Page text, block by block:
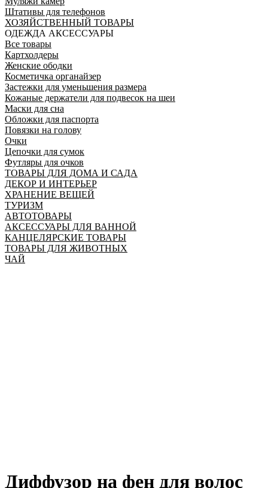
Штативы для телефонов
ХОЗЯЙСТВЕННЫЙ ТОВАРЫ
ОДЕЖДА АКСЕССУАРЫ
Все товары
Картхолдеры
Женские ободки
Косметичка органайзер
Застежки для уменьшения размера
Кожаные держатели для подвесок на шеи
Маски для сна
Обложки для паспорта
Повязки на голову
Очки
Цепочки для сумок
Футляры для очков
ТОВАРЫ ДЛЯ ДОМА И САДА
ДЕКОР И ИНТЕРЬЕР
ХРАНЕНИЕ ВЕЩЕЙ
ТУРИЗМ
АВТОТОВАРЫ
АКСЕССУАРЫ ДЛЯ ВАННОЙ
КАНЦЕЛЯРСКИЕ ТОВАРЫ
ТОВАРЫ ДЛЯ ЖИВОТНЫХ
ЧАЙ
Диффузор на фен для волос